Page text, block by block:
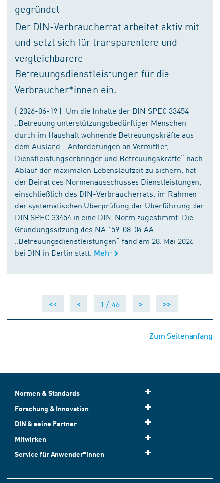
gegründet
Der DIN-Verbraucherrat arbeitet aktiv mit
und setzt sich für transparentere und
vergleichbarere
Betreuungsdienstleistungen für die
Verbraucher*innen ein.
( 2026-06-19 ) Um die Inhalte der DIN SPEC 33454
„Betreuung unterstützungsbedürftiger Menschen
durch im Haushalt wohnende Betreuungskräfte aus
dem Ausland - Anforderungen an Vermittler,
Dienstleistungserbringer und Betreuungskräfte“ nach
Ablauf der maximalen Lebenslaufzeit zu sichern, hat
der Beirat des Normenausschusses Dienstleistungen,
einschließlich des DIN-Verbraucherrats, im Rahmen
der systematischen Überprüfung der Überführung der
DIN SPEC 33454 in eine DIN-Norm zugestimmt. Die
Gründungssitzung des NA 159-08-04 AA
„Betreuungsdienstleistungen“ fand am 28. Mai 2026
bei DIN in Berlin statt. Mehr
<< < 1 / 46 > >>
Zum Seitenanfang
Normen & Standards
Forschung & Innovation
DIN & seine Partner
Mitwirken
Service für Anwender*innen